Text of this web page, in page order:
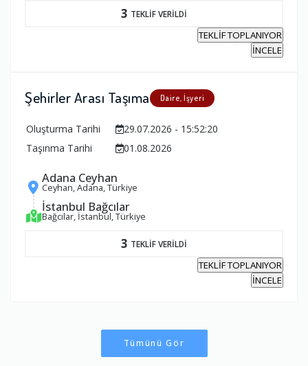
3 TEKLİF VERİLDİ
TEKLİF TOPLANIYOR
İNCELE
Şehirler Arası Taşıma Daire, İşyeri
Oluşturma Tarihi
29.07.2026 - 15:52:20
Taşınma Tarihi
01.08.2026
Adana Ceyhan
Ceyhan, Adana, Türkiye
İstanbul Bağcılar
Bağcılar, İstanbul, Türkiye
3 TEKLİF VERİLDİ
TEKLİF TOPLANIYOR
İNCELE
Tümünü Gör